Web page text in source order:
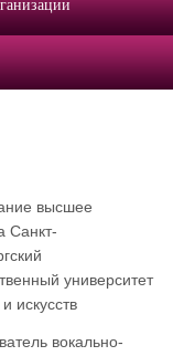
высшее
Санкт-
университет
искусств
вокально-